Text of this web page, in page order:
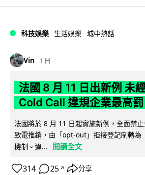
科技娛樂 生活娛樂 城中熱話
Vin 1 日
法國 8 月 11 日出新例 未
Cold Call 違規企業最高
法國將於 8 月 11 日起實施新例，全面禁
致電推銷，由「opt-out」拒接登記制轉為
機制。違...
閱讀全文
314 25 ↗ 分享